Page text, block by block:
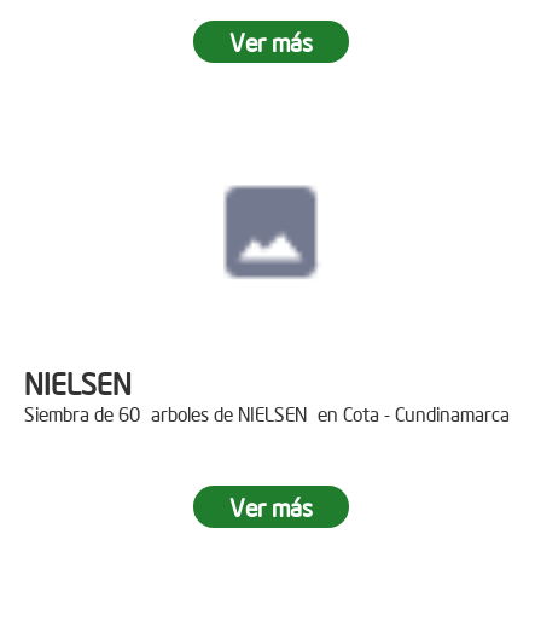
Ver más
NIELSEN
Siembra de 60 arboles de NIELSEN en Cota - Cundinamarca
Ver más